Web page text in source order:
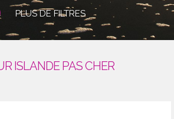
PLUS DE FILTRES
ISLANDE PAS CHER